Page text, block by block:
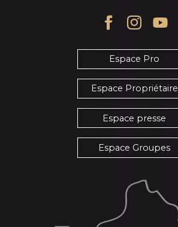
Espace Pro
Espace Propriétaire
Espace presse
Espace Groupes